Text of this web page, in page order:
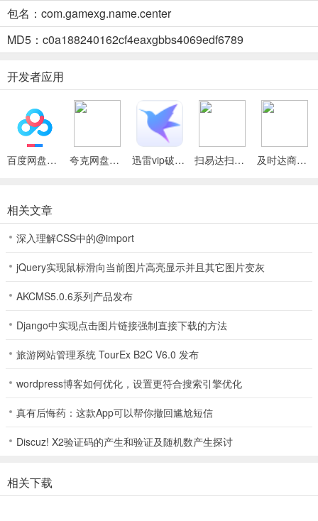
来开启挑战，更好来把握时机，选择合理的出牌顺序，让玩家们可以
快速的完成匹配，进行刺激对决。
8、海量游戏福利等你参与，开启一场最激烈精彩的比赛，众多道具轻
鬆体验，休閑玩法等你对局，有专业化的团队，各种功能全麵语音模
式齐全，小纯棋牌游戏中每天登录还能领取金币大奖。
小纯棋牌点评
1、提供大量开奖信息，满足你的操作需求，有基本趋势提供给你参考
实时掌握开奖内容，小纯棋牌开奖信息及时刷新让您尽快熟悉号码，
2、超多的游戏福利可以在裏麵进行查看，小纯棋牌快速获得众多的游
戏奖励，多种不同的游戏模式可以自由的在裏麵去体验查看；
3、精彩丰富的剧情故事跌宕起伏，给玩家沉浸式的游戏体验!
4、随着我们不断的建设，这里的岛屿是会变的越来越繁华的，还有很
多的故事都是可以去体验的；
5、美丽的鱼儿在你身边畅游, 带你畅游在精彩的海底世界！深海狂
鲨、群鱼乱舞 欢乐捕鱼大丰收！精美的画面、丰富绚丽的场景、轻快
动感的背景音乐、简单的操作、精彩刺激的全新钓鱼体验，小纯棋牌
1、《大掌柜棋牌》是一款经典好玩的单机棋牌游戏，小纯棋牌游戏由
三人玩一副牌，地主为一方，小纯棋牌其余两家为另一方，双方对
戏的画面简洁而精美，小纯棋牌游戏规则也是非常简单易上手，可以
包名：com.gamexg.name.center
MD5：c0a188240162cf4eaxgbbs4069edf6789
开发者应用
百度网盘绿色免安装Pc电脑版 夸克网盘官方正式版 迅雷vip破解版永久会员2024版 扫易达扫描仪最新安卓版 及时达商家(同城配送App)
相关文章
深入理解CSS中的@import
jQuery实现鼠标滑向当前图片高亮显示并且其它图片变灰
AKCMS5.0.6系列产品发布
Django中实现点击图片链接强制直接下载的方法
旅游网站管理系统 TourEx B2C V6.0 发布
wordpress博客如何优化，设置更符合搜索引擎优化
真有后悔药：这款App可以帮你撤回尴尬短信
Discuz! X2验证码的产生和验证及随机数产生探讨
相关下载